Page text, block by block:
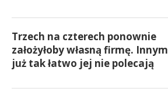
Trzech na czterech ponownie
założyłoby własną firmę. Innym
już tak łatwo jej nie polecają